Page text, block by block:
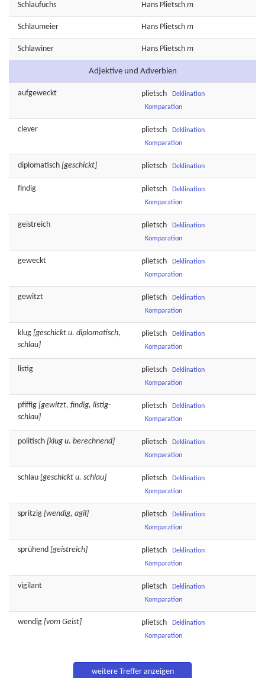
Schlaufuchs Hans Plietsch m
Schlaumeier Hans Plietsch m
Schlawiner Hans Plietsch m
Adjektive und Adverbien
aufgeweckt plietsch
Deklination
Komparation
clever plietsch
Deklination
Komparation
diplomatisch [geschickt] plietsch Deklination
findig plietsch
Deklination
Komparation
geistreich plietsch
Deklination
Komparation
geweckt plietsch
Deklination
Komparation
gewitzt plietsch
Deklination
Komparation
klug [geschickt u. diplomatisch,
schlau]
plietsch
Deklination
Komparation
listig plietsch
Deklination
Komparation
pfiffig [gewitzt, findig, listig-
schlau]
plietsch
Deklination
Komparation
politisch [klug u. berechnend] plietsch
Deklination
Komparation
schlau [geschickt u. schlau] plietsch
Deklination
Komparation
spritzig [wendig, agil] plietsch
Deklination
Komparation
sprühend [geistreich] plietsch
Deklination
Komparation
vigilant plietsch
Deklination
Komparation
wendig [vom Geist] plietsch
Deklination
Komparation
weitere Treffer anzeigen